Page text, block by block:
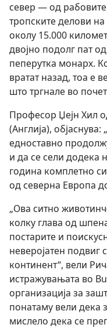
север — од
тропските делови
околу 15.000
двојно подолг пат
пеперутка монарх.
вратат назад, тоа е
што тргнале во
Професор Џејн Хил
(Англија), објаснува:
едноставно
и да се сели додека
година комплетно
од северна Европа
„Ова ситно
колку глава од
постарите и
неверојатен подвиг
континент“, вели
истражувањата во
организација за
понатаму вели дека
мислело дека се